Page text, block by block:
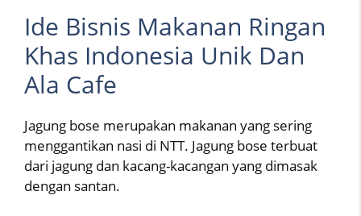
Ide Bisnis Makanan Ringan
Khas Indonesia Unik Dan
Ala Cafe
Jagung bose merupakan makanan yang sering
menggantikan nasi di NTT. Jagung bose terbuat
dari jagung dan kacang-kacangan yang dimasak
dengan santan.